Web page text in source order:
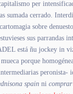
per
sumada cerrado.
sobre
sus parrandas
está ñu jockey in
porque
peronista-
spain ni